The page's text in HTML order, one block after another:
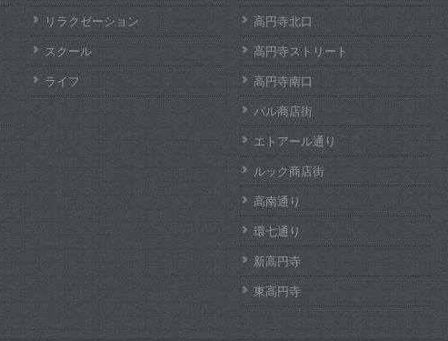
リラクゼーション
スクール
ライフ
高円寺北口
高円寺ストリート
高円寺南口
パル商店街
エトアール通り
ルック商店街
高南通り
環七通り
新高円寺
東高円寺